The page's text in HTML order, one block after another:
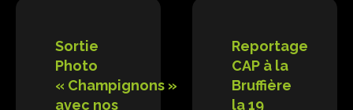
Sortie
Photo
« Champignons »
avec nos
Reportage
CAP à la
Bruffière
la 19